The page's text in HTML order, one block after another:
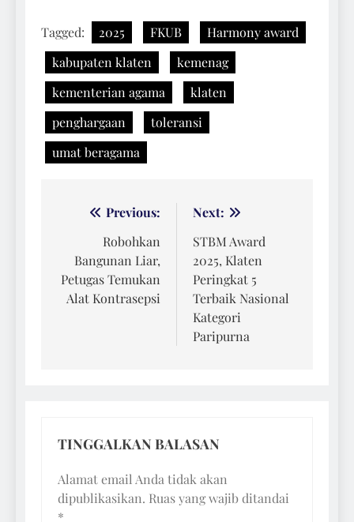
Tagged: 2025 FKUB
Harmony award
kabupaten klaten
kemenag
kementerian agama
klaten
penghargaan
toleransi
umat beragama
NavigasiPrevious:
Robohkan
Bangunan Liar,
Petugas Temukan
Alat Kontrasepsi
Next:
STBM Award
2025, Klaten
Peringkat 5
Terbaik Nasional
Kategori
Paripurna
TINGGALKAN BALASAN
Alamat email Anda tidak akan
dipublikasikan. Ruas yang wajib ditandai
*